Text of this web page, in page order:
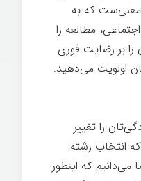
معنی‌ست که به
مطالعه را
را بر رضایت فوری
اولویت می‌دهید.
را تغییر
انتخاب رشته
که اینطور